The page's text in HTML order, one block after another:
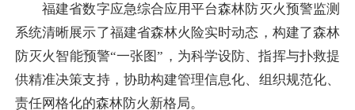
福建省数字应急综合应用平台森林防灭火预警监测
系统清晰展示了福建省森林火险实时动态，构建了森林
防灭火智能预警“一张图”，为科学设防、指挥与扑救提
供精准决策支持，协助构建管理信息化、组织规范化、
责任网格化的森林防火新格局。